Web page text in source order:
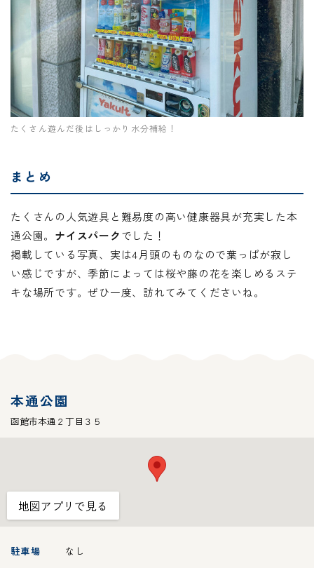
たくさん遊んだ後はしっかり水分補給！
まとめ
たくさんの人気遊具と難易度の高い健康器具が充実した本
通公園。 ナイスパークでした！
掲載している写真、実は4月頭のものなので葉っぱが寂し
い感じですが、季節によっては桜や藤の花を楽しめるステ
キな場所です。ぜひ一度、訪れてみてくださいね。
本通公園
函館市本通２丁目３５
地図アプリで見る
駐車場 なし